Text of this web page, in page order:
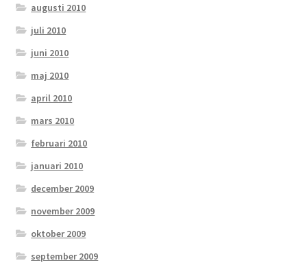
augusti 2010
juli 2010
juni 2010
maj 2010
april 2010
mars 2010
februari 2010
januari 2010
december 2009
november 2009
oktober 2009
september 2009